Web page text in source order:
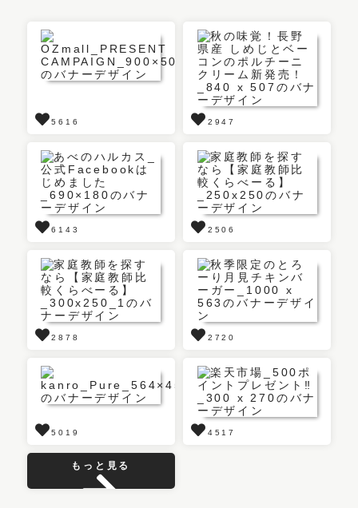
5616 2947
6143 2506
2878 2720
5019 4517
もっと見る